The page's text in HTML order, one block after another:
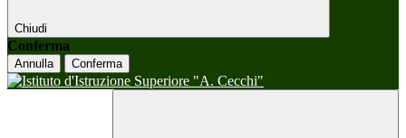
Chiudi
Conferma
Annulla Conferma